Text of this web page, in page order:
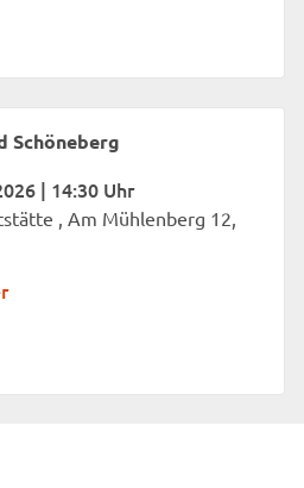
Schöneberg
| 14:30 Uhr
, Am Mühlenberg 12,